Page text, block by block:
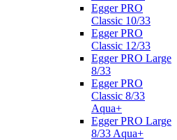
Egger PRO
Classic 10/33
Egger PRO
Classic 12/33
Egger PRO Large
8/33
Egger PRO
Classic 8/33
Aqua+
Egger PRO Large
8/33 Aqua+